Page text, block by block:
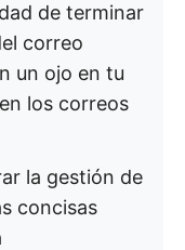
de terminar
correo
un ojo en tu
los correos
la gestión de
concisas